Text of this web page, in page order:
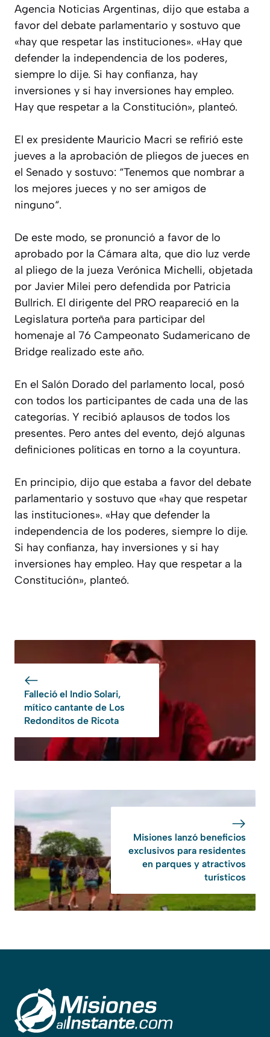
Agencia Noticias Argentinas, dijo que estaba a
favor del debate parlamentario y sostuvo que
«hay que respetar las instituciones». «Hay que
defender la independencia de los poderes,
siempre lo dije. Si hay confianza, hay
inversiones y si hay inversiones hay empleo.
Hay que respetar a la Constitución», planteó.
El ex presidente Mauricio Macri se refirió este
jueves a la aprobación de pliegos de jueces en
el Senado y sostuvo: “Tenemos que nombrar a
los mejores jueces y no ser amigos de
ninguno“.
De este modo, se pronunció a favor de lo
aprobado por la Cámara alta, que dio luz verde
al pliego de la jueza Verónica Michelli, objetada
por Javier Milei pero defendida por Patricia
Bullrich. El dirigente del PRO reapareció en la
Legislatura porteña para participar del
homenaje al 76 Campeonato Sudamericano de
Bridge realizado este año.
En el Salón Dorado del parlamento local, posó
con todos los participantes de cada una de las
categorías. Y recibió aplausos de todos los
presentes. Pero antes del evento, dejó algunas
definiciones políticas en torno a la coyuntura.
En principio, dijo que estaba a favor del debate
parlamentario y sostuvo que «hay que respetar
las instituciones». «Hay que defender la
independencia de los poderes, siempre lo dije.
Si hay confianza, hay inversiones y si hay
inversiones hay empleo. Hay que respetar a la
Constitución», planteó.
Falleció el Indio Solari,
mítico cantante de Los
Redonditos de Ricota
Misiones lanzó beneficios
exclusivos para residentes
en parques y atractivos
turísticos